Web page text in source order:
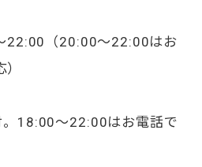
22:00（20:00～22:00はお
18:00～22:00はお電話で